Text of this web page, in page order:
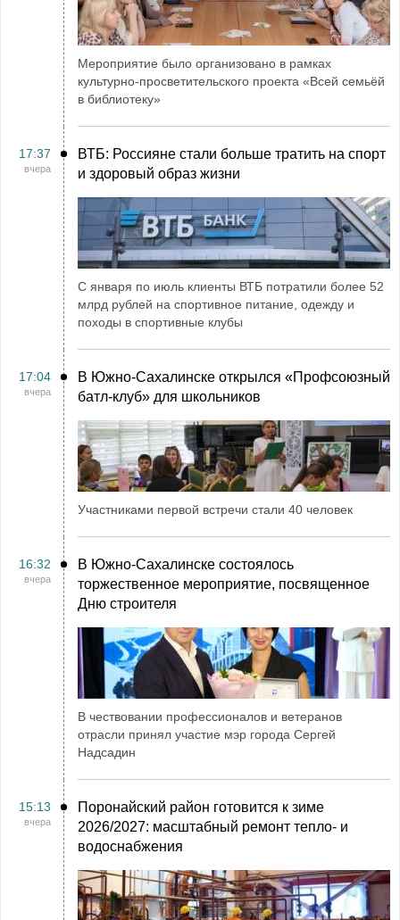
Мероприятие было организовано в рамках
культурно-просветительского проекта «Всей семьёй
в библиотеку»
17:37
вчера
ВТБ: Россияне стали больше тратить на спорт
и здоровый образ жизни
С января по июль клиенты ВТБ потратили более 52
млрд рублей на спортивное питание, одежду и
походы в спортивные клубы
17:04
вчера
В Южно-Сахалинске открылся «Профсоюзный
батл-клуб» для школьников
Участниками первой встречи стали 40 человек
16:32
вчера
В Южно-Сахалинске состоялось
торжественное мероприятие, посвященное
Дню строителя
В чествовании профессионалов и ветеранов
отрасли принял участие мэр города Сергей
Надсадин
15:13
вчера
Поронайский район готовится к зиме
2026/2027: масштабный ремонт тепло- и
водоснабжения